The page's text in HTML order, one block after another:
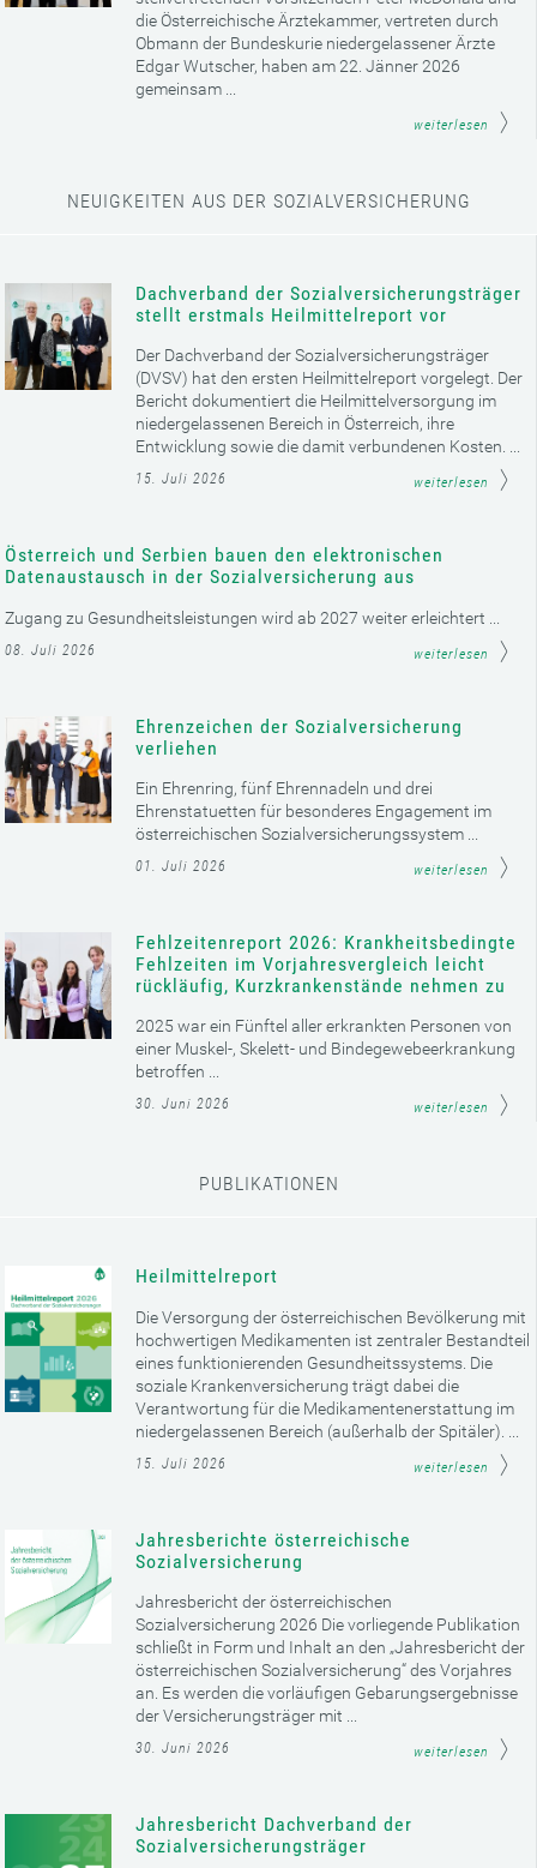
die Österreichische Ärztekammer, vertreten durch
Obmann der Bundeskurie niedergelassener Ärzte
Edgar Wutscher, haben am 22. Jänner 2026
gemeinsam ...
weiterlesen
NEUIGKEITEN AUS DER SOZIALVERSICHERUNG
Dachverband der Sozialversicherungsträger
stellt erstmals Heilmittelreport vor
Der Dachverband der Sozialversicherungsträger
(DVSV) hat den ersten Heilmittelreport vorgelegt. Der
Bericht dokumentiert die Heilmittelversorgung im
niedergelassenen Bereich in Österreich, ihre
Entwicklung sowie die damit verbundenen Kosten. ...
15. Juli 2026 weiterlesen
Österreich und Serbien bauen den elektronischen
Datenaustausch in der Sozialversicherung aus
Zugang zu Gesundheitsleistungen wird ab 2027 weiter erleichtert ...
08. Juli 2026 weiterlesen
Ehrenzeichen der Sozialversicherung
verliehen
Ein Ehrenring, fünf Ehrennadeln und drei
Ehrenstatuetten für besonderes Engagement im
österreichischen Sozialversicherungssystem ...
01. Juli 2026 weiterlesen
Fehlzeitenreport 2026: Krankheitsbedingte
Fehlzeiten im Vorjahresvergleich leicht
rückläufig, Kurzkrankenstände nehmen zu
2025 war ein Fünftel aller erkrankten Personen von
einer Muskel-, Skelett- und Bindegewebeerkrankung
betroffen ...
30. Juni 2026 weiterlesen
PUBLIKATIONEN
Heilmittelreport
Die Versorgung der österreichischen Bevölkerung mit
hochwertigen Medikamenten ist zentraler Bestandteil
eines funktionierenden Gesundheitssystems. Die
soziale Krankenversicherung trägt dabei die
Verantwortung für die Medikamentenerstattung im
niedergelassenen Bereich (außerhalb der Spitäler). ...
15. Juli 2026 weiterlesen
Jahresberichte österreichische
Sozialversicherung
Jahresbericht der österreichischen
Sozialversicherung 2026 Die vorliegende Publikation
schließt in Form und Inhalt an den „Jahresbericht der
österreichischen Sozialversicherung“ des Vorjahres
an. Es werden die vorläufigen Gebarungsergebnisse
der Versicherungsträger mit ...
30. Juni 2026 weiterlesen
Jahresbericht Dachverband der
Sozialversicherungsträger